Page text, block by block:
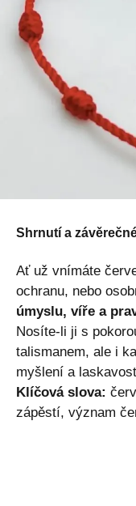
Shrnutí a
Ať už vnímáte
ochranu, nebo
úmyslu, víře a
Nosíte-li ji s
talismanem, ale i
myšlení a
Klíčová slova:
zápěstí, význam